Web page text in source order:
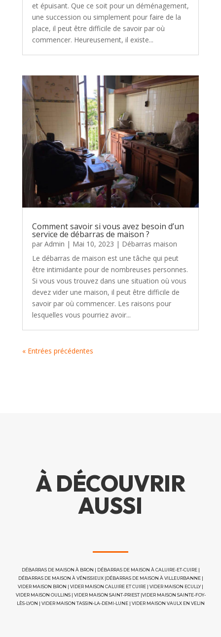
et épuisant. Que ce soit pour un déménagement,
une succession ou simplement pour faire de la
place, il peut être difficile de savoir par où
commencer. Heureusement, il existe...
Comment savoir si vous avez besoin d’un
service de débarras de maison ?
par Admin | Mai 10, 2023 | Débarras maison
Le débarras de maison est une tâche qui peut
être intimidante pour de nombreuses personnes.
Si vous vous trouvez dans une situation où vous
devez vider une maison, il peut être difficile de
savoir par où commencer. Les raisons pour
lesquelles vous pourriez avoir...
« Entrées précédentes
À DÉCOUVRIR
AUSSI
DÉBARRAS DE MAISON À BRON DÉBARRAS DE MAISON À CALUIRE-ET-CUIRE|
DÉBARRAS DE MAISON À VÉNISSIEUX| DÉBARRAS DE MAISON À VILLEURBANNE|
VIDER MAISON BRON
VIDER MAISON CALUIRE ET CUIRE VIDER MAISON ECULLY|
VIDER MAISON OULLINS| VIDER MAISON SAINT-PRIEST| VIDER MAISON SAINTE-FOY-
LÈS-LYON
VIDER MAISON TASSIN-LA-DEMI-LUNE| VIDER MAISON VAULX EN VELIN